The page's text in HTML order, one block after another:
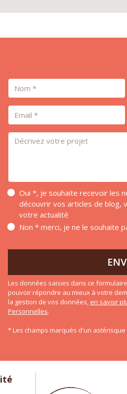
Nom
Email
Message *
Oui *, je souhaite recevoir les
découvrir vos articles de blog,
votre actualité
Non * merci, je ne le souhaite
Les données saisies dans ce
pouvoir répondre au mieux à votre
la gestion de vos données, en savoir
Personnelles.
* Les champs marqués d'un